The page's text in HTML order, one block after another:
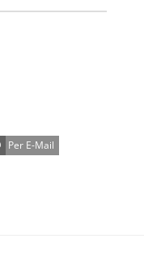
Per E-Mail